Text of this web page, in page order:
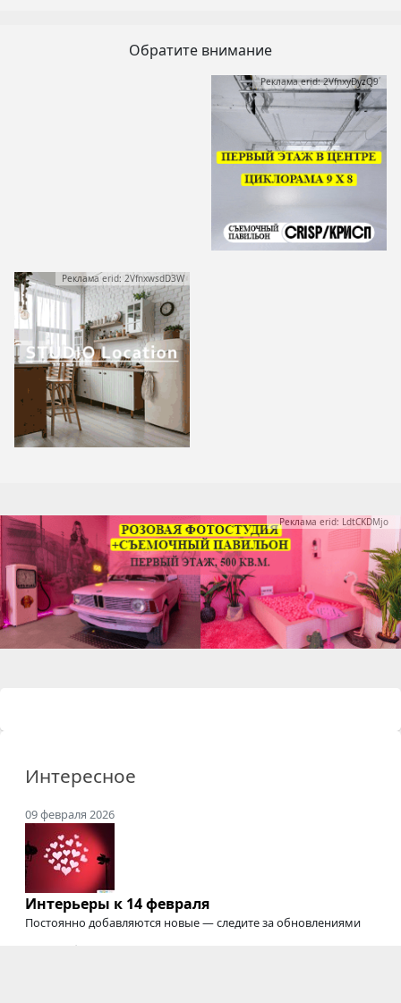
Обратите внимание
Реклама erid: 2VfnxyDyzQ9
Реклама erid: 2VfnxwsdD3W
Реклама erid: LdtCKDMjo
Интересное
09 февраля 2026
Интерьеры к 14 февраля
Постоянно добавляются новые — следите за обновлениями
20 сентября 2025